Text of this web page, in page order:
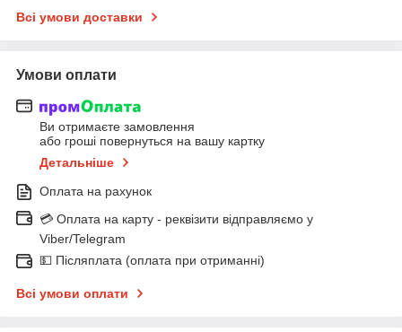
Всі умови доставки
Умови оплати
Ви отримаєте замовлення
або гроші повернуться на вашу картку
Детальніше
Оплата на рахунок
💳 Оплата на карту - реквізити відправляємо у
Viber/Telegram
💵 Післяплата (оплата при отриманні)
Всі умови оплати